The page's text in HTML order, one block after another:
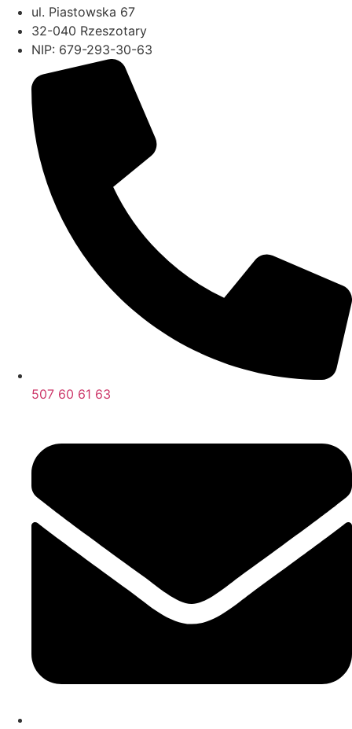
ul. Piastowska 67
32-040 Rzeszotary
NIP: 679-293-30-63
507 60 61 63